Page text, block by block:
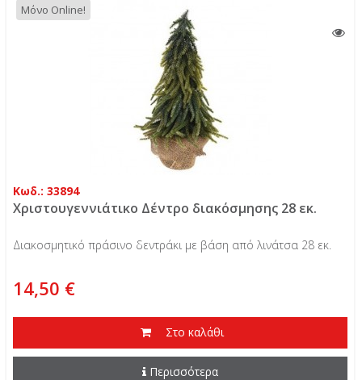
Μόνο Online!
Κωδ.: 33894
Χριστουγεννιάτικο Δέντρο διακόσμησης 28 εκ.
Διακοσμητικό πράσινο δεντράκι με βάση από λινάτσα 28 εκ.
14,50 €
Στο καλάθι
Περισσότερα